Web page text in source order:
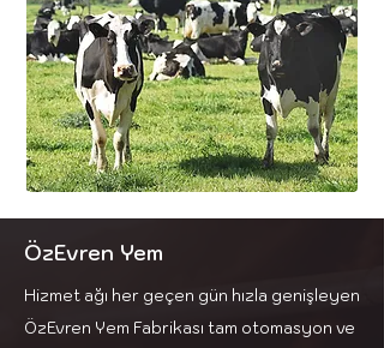
ÖzEvren Yem
Hizmet ağı her geçen gün hızla genişleyen
ÖzEvren Yem Fabrikası tam otomasyon ve